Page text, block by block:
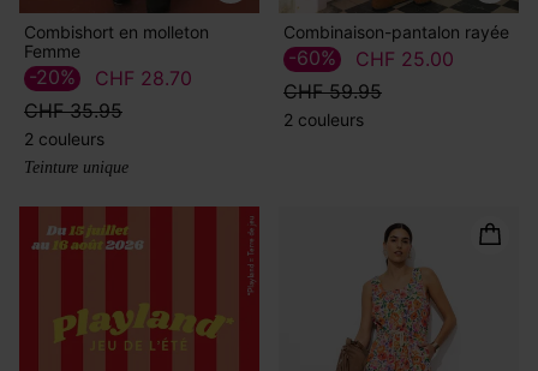
Combishort en molleton
Femme
CHF 28.70
CHF 35.95
-20%
2 couleurs
Teinture unique
Combinaison-pantalon rayée
CHF 25.00
CHF 59.95
-60%
2 couleurs